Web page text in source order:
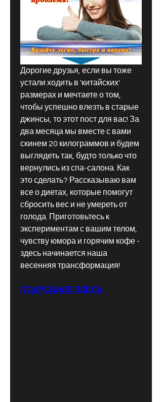
Дорогие друзья, если вы тоже
устали ходить в 'китайских'
размерах и мечтаете о том,
чтобы успешно влезть в старые
джинсы, то этот пост для вас! За
два месяца мы вместе с вами
скинем 20 килограммов и будем
выглядеть так, будто только что
вернулись из спа-салона. Как
это сделать? Рассказываю вам
все о диетах, которые помогут
сбросить вес и не умереть от
голода. Приготовьтесь к
экспериментам с вашим телом,
чувству юмора и горячим кофе -
здесь начинается наша
весенняя трансформация!
ПОДРОБНЕЕ ЗДЕСЬ